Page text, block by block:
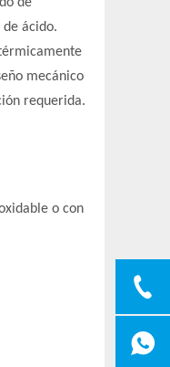
ácido.
mecánico
requerida.
o con